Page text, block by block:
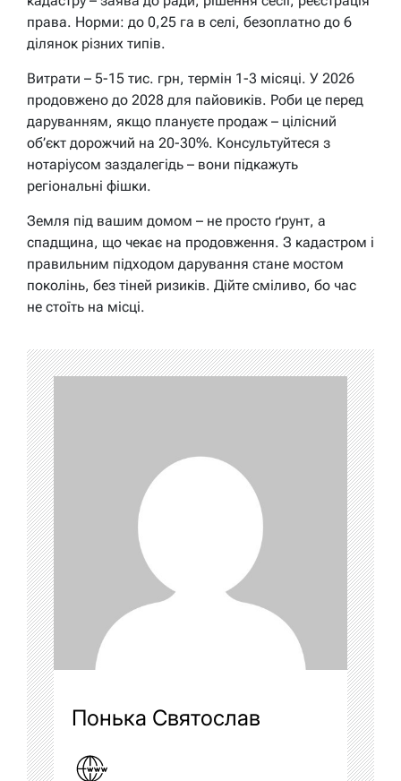
права. Норми: до 0,25 га в селі, безоплатно до 6
ділянок різних типів.
Витрати – 5-15 тис. грн, термін 1-3 місяці. У 2026
продовжено до 2028 для пайовиків. Роби це перед
даруванням, якщо плануєте продаж – цілісний
об’єкт дорожчий на 20-30%. Консультуйтеся з
нотаріусом заздалегідь – вони підкажуть
регіональні фішки.
Земля під вашим домом – не просто ґрунт, а
спадщина, що чекає на продовження. З кадастром і
правильним підходом дарування стане мостом
поколінь, без тіней ризиків. Дійте сміливо, бо час
не стоїть на місці.
Понька Святослав